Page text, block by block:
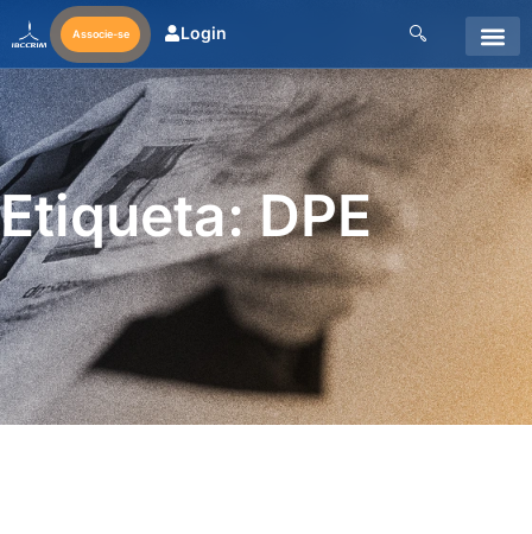
Associe-se Login
Etiqueta: DPE